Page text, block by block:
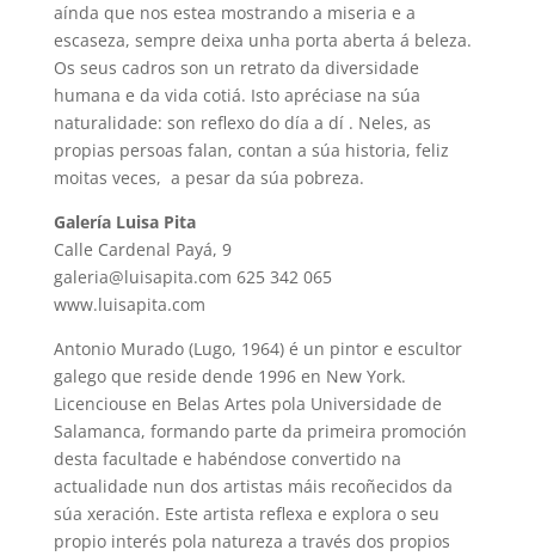
aínda que nos estea mostrando a miseria e a
escaseza, sempre deixa unha porta aberta á beleza.
Os seus cadros son un retrato da diversidade
humana e da vida cotiá. Isto apréciase na súa
naturalidade: son reflexo do día a dí . Neles, as
propias persoas falan, contan a súa historia, feliz
moitas veces, a pesar da súa pobreza.
Galería Luisa Pita
Calle Cardenal Payá, 9
galeria@luisapita.com 625 342 065
www.luisapita.com
Antonio Murado (Lugo, 1964) é un pintor e escultor
galego que reside dende 1996 en New York.
Licenciouse en Belas Artes pola Universidade de
Salamanca, formando parte da primeira promoción
desta facultade e habéndose convertido na
actualidade nun dos artistas máis recoñecidos da
súa xeración. Este artista reflexa e explora o seu
propio interés pola natureza a través dos propios